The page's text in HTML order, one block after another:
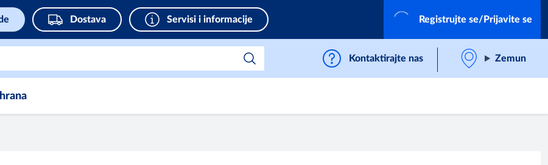
Dostava Servisi i informacije Registrujte se/Prijavite se
Kontaktirajte nas Zemun